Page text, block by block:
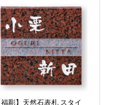
福彫】天然石表札 スタイ